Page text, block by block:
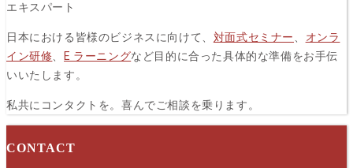
エキスパート
日本における皆様のビジネスに向けて、 対面式セミナー
オンラ
イン研修
E ラーニングなど目的に合った具体的な準備をお手伝
いいたします。
私共にコンタクトを。喜んでご相談を乗ります。
CONTACT